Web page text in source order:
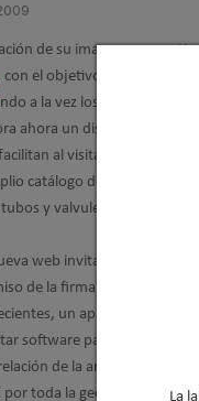
de su imagen
con el objetivo de potenciar
a la vez los valores de
ahora un diseño más
al visitante la tarea
catálogo de productos de
y valvulería.
web invita a efectuar un
de la firma por ofrecer el
un apartado con las
software para
de la amplia Red
toda la geografía
La